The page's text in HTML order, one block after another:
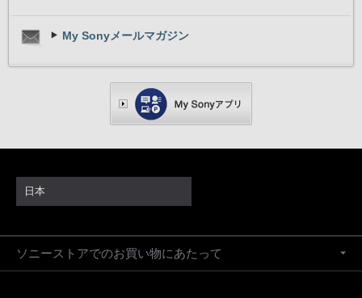
My Sonyメールマガジン
日本
ソニーストアでのお買い物にあたって